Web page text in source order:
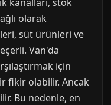
olarak
süt ürünleri ve
Van'da
için
fikir olabilir. Ancak
Bu nedenle, en